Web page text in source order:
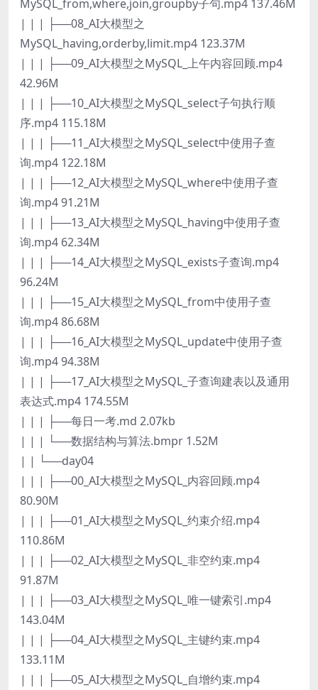
MySQL_from,where,join,groupby子句.mp4 137.46M
| | | ├──08_AI大模型之
MySQL_having,orderby,limit.mp4 123.37M
| | | ├──09_AI大模型之MySQL_上午内容回顾.mp4
42.96M
| | | ├──10_AI大模型之MySQL_select子句执行顺
序.mp4 115.18M
| | | ├──11_AI大模型之MySQL_select中使用子查
询.mp4 122.18M
| | | ├──12_AI大模型之MySQL_where中使用子查
询.mp4 91.21M
| | | ├──13_AI大模型之MySQL_having中使用子查
询.mp4 62.34M
| | | ├──14_AI大模型之MySQL_exists子查询.mp4
96.24M
| | | ├──15_AI大模型之MySQL_from中使用子查
询.mp4 86.68M
| | | ├──16_AI大模型之MySQL_update中使用子查
询.mp4 94.38M
| | | ├──17_AI大模型之MySQL_子查询建表以及通用
表达式.mp4 174.55M
| | | ├──每日一考.md 2.07kb
| | | └──数据结构与算法.bmpr 1.52M
| | └──day04
| | | ├──00_AI大模型之MySQL_内容回顾.mp4
80.90M
| | | ├──01_AI大模型之MySQL_约束介绍.mp4
110.86M
| | | ├──02_AI大模型之MySQL_非空约束.mp4
91.87M
| | | ├──03_AI大模型之MySQL_唯一键索引.mp4
143.04M
| | | ├──04_AI大模型之MySQL_主键约束.mp4
133.11M
| | | ├──05_AI大模型之MySQL_自增约束.mp4